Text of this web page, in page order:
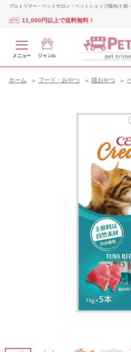
プロトリマー・ペットサロン・ペットショップ様向け 卸
11,000円以上で送料無料！
メニュー ジャンル
ホーム フード・おやつ 猫おやつ